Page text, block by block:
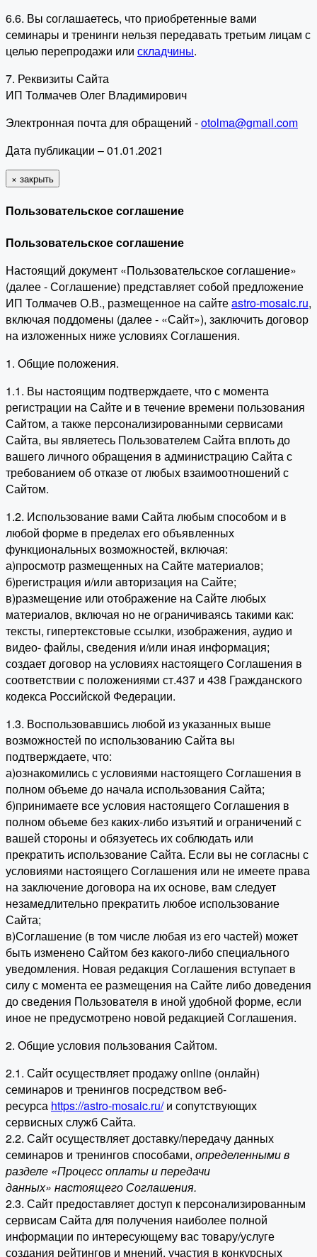
6.6. Вы соглашаетесь, что приобретенные вами
семинары и тренинги нельзя передавать третьим лицам с
целью перепродажи или складчины.
7. Реквизиты Сайта
ИП Толмачев Олег Владимирович
Электронная почта для обращений -otolma@gmail.com
Дата публикации – 01.01.2021
× закрыть
Пользовательское соглашение
Пользовательское соглашение
Настоящий документ «Пользовательское соглашение»
(далее - Соглашение) представляет собой предложение
ИП Толмачев О.В., размещенное на сайтеastro-mosaic.ru,
включая поддомены (далее - «Сайт»), заключить договор
на изложенных ниже условиях Соглашения.
1. Общие положения.
1.1. Вы настоящим подтверждаете, что с момента
регистрации на Сайте и в течение времени пользования
Сайтом, а также персонализированными сервисами
Сайта, вы являетесь Пользователем Сайта вплоть до
вашего личного обращения в администрацию Сайта с
требованием об отказе от любых взаимоотношений с
Сайтом.
1.2. Использование вами Сайта любым способом и в
любой форме в пределах его объявленных
функциональных возможностей, включая:
а)просмотр размещенных на Сайте материалов;
б)регистрация и/или авторизация на Сайте;
в)размещение или отображение на Сайте любых
материалов, включая но не ограничиваясь такими как:
тексты, гипертекстовые ссылки, изображения, аудио и
видео- файлы, сведения и/или иная информация;
создает договор на условиях настоящего Соглашения в
соответствии с положениями ст.437 и 438 Гражданского
кодекса Российской Федерации.
1.3. Воспользовавшись любой из указанных выше
возможностей по использованию Сайта вы
подтверждаете, что:
а)ознакомились с условиями настоящего Соглашения в
полном объеме до начала использования Сайта;
б)принимаете все условия настоящего Соглашения в
полном объеме без каких-либо изъятий и ограничений с
вашей стороны и обязуетесь их соблюдать или
прекратить использование Сайта. Если вы не согласны с
условиями настоящего Соглашения или не имеете права
на заключение договора на их основе, вам следует
незамедлительно прекратить любое использование
Сайта;
в)Соглашение (в том числе любая из его частей) может
быть изменено Сайтом без какого-либо специального
уведомления. Новая редакция Соглашения вступает в
силу с момента ее размещения на Сайте либо доведения
до сведения Пользователя в иной удобной форме, если
иное не предусмотрено новой редакцией Соглашения.
2. Общие условия пользования Сайтом.
2.1. Сайт осуществляет продажу online (онлайн)
семинаров и тренингов посредством веб-
ресурса https://astro-mosaic.ru/и сопутствующих
сервисных служб Сайта.
2.2. Сайт осуществляет доставку/передачу данных
семинаров и тренингов способами, определенными в
разделе «Процесс оплаты и передачи
данных» настоящего Соглашения.
2.3. Сайт предоставляет доступ к персонализированным
сервисам Сайта для получения наиболее полной
информации по интересующему вас товару/услуге
создания рейтингов и мнений, участия в конкурсных